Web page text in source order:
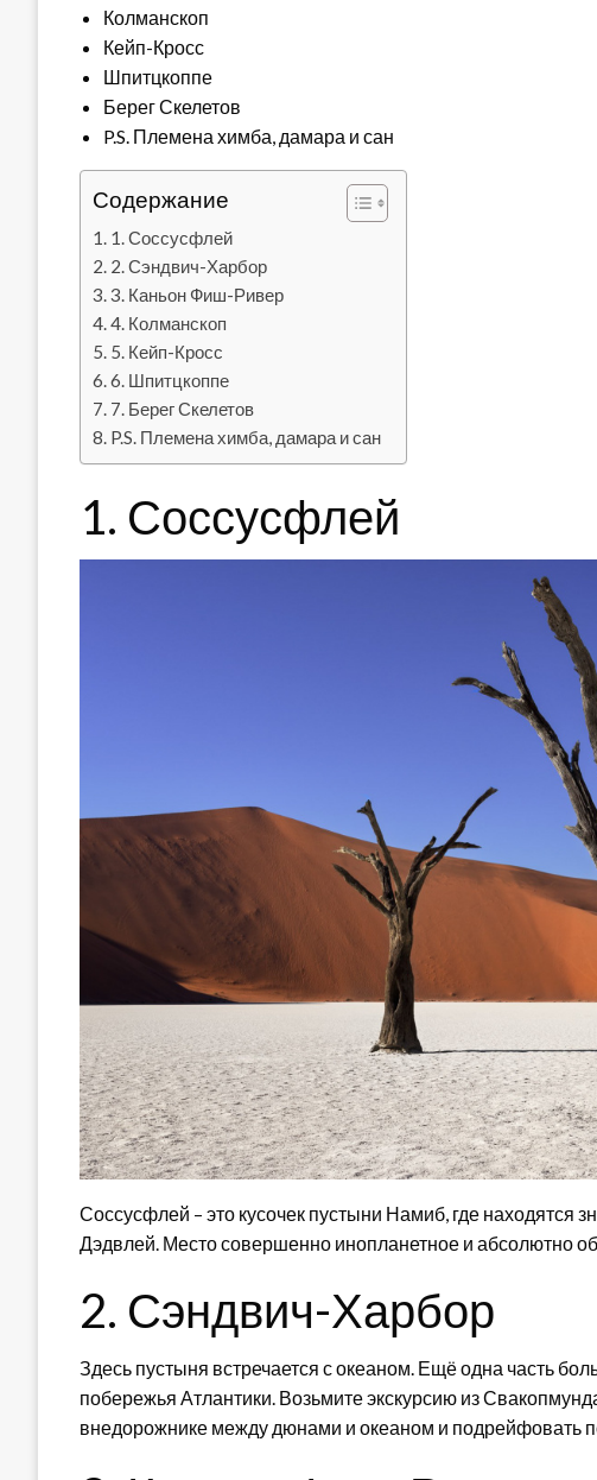
Колманскоп
Кейп-Кросс
Шпитцкоппе
Берег Скелетов
P.S. Племена химба, дамара и сан
Содержание
1. Соссусфлей
2. Сэндвич-Харбор
3. Каньон Фиш-Ривер
4. Колманскоп
5. Кейп-Кросс
6. Шпитцкоппе
7. Берег Скелетов
P.S. Племена химба, дамара и сан
1. Соссусфлей
Соссусфлей – это кусочек пустыни Намиб, где
Дэдвлей. Место совершенно инопланетное и абсолютно
2. Сэндвич-Харбор
Здесь пустыня встречается с океаном. Ещё одна часть
побережья Атлантики. Возьмите экскурсию из
внедорожнике между дюнами и океаном и подрейфовать